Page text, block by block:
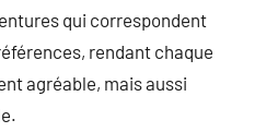
qui correspondent
rendant chaque
agréable, mais aussi